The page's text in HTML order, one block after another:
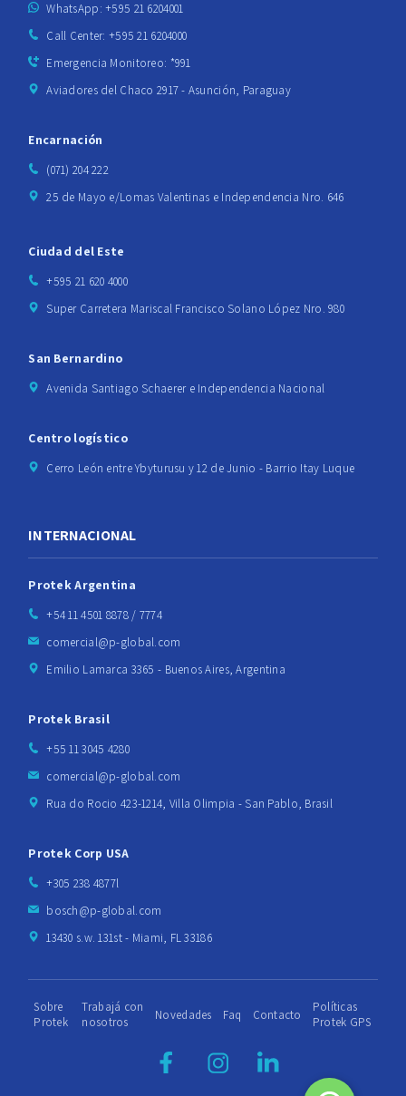
WhatsApp: +595 21 6204001
Call Center: +595 21 6204000
Emergencia Monitoreo: *991
Aviadores del Chaco 2917 - Asunción, Paraguay
Encarnación
(071) 204 222
25 de Mayo e/Lomas Valentinas e Independencia Nro. 646
Ciudad del Este
+595 21 620 4000
Super Carretera Mariscal Francisco Solano López Nro. 980
San Bernardino
Avenida Santiago Schaerer e Independencia Nacional
Centro logístico
Cerro León entre Ybyturusu y 12 de Junio - Barrio Itay Luque
INTERNACIONAL
Protek Argentina
+54 11 4501 8878 / 7774
comercial@p-global.com
Emilio Lamarca 3365 - Buenos Aires, Argentina
Protek Brasil
+55 11 3045 4280
comercial@p-global.com
Rua do Rocio 423-1214, Villa Olimpia - San Pablo, Brasil
Protek Corp USA
+305 238 4877l
bosch@p-global.com
13430 s.w. 131st - Miami, FL 33186
Sobre
Protek
Trabajá con
nosotros
Novedades Faq Contacto
Políticas
Protek GPS